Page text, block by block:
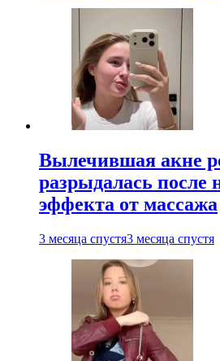
Вылечившая акне
разрыдалась после
эффекта от массажа
3 месяца спустя3 месяца спустя